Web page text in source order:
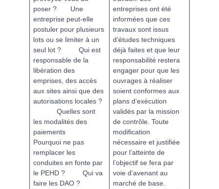
poser ? Une
entreprise peut-elle
postuler pour plusieurs
lots ou se limiter à un
seul lot ?Qui est
responsable de la
libération des
emprises, des accès
aux sites ainsi que des
autorisations locales ?
Quelles sont
les modalités des
paiements
Pourquoi ne pas
remplacer les
conduites en fonte par
le PEHD ?Qui va
faire les DAO ?
entreprises ont été
informées que ces
travaux sont issus
d’études techniques
déjà faites et que leur
responsabilité restera
engager pour que les
ouvrages à réaliser
soient conformes aux
plans d’exécution
validés par la mission
de contrôle. Toute
modification
nécessaire et justifiée
pour l’atteinte de
l’objectif se fera par
voie d’avenant au
marché de base.